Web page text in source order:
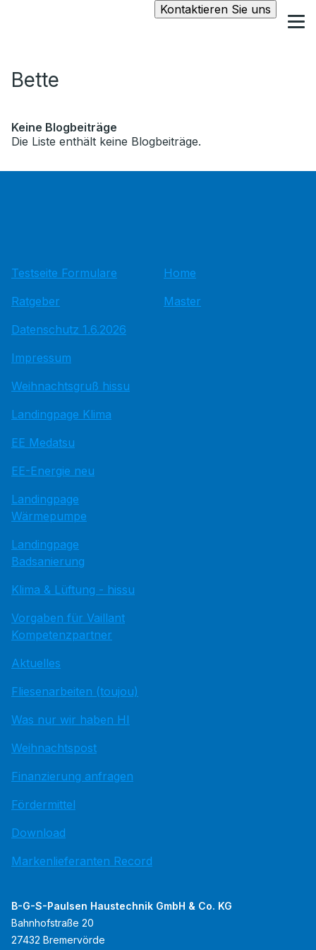
Kontaktieren Sie uns
Bette
Keine Blogbeiträge
Die Liste enthält keine Blogbeiträge.
Testseite Formulare
Ratgeber
Datenschutz 1.6.2026
Impressum
Weihnachtsgruß hissu
Landingpage Klima
EE Medatsu
EE-Energie neu
Landingpage
Wärmepumpe
Landingpage
Badsanierung
Klima & Lüftung - hissu
Vorgaben für Vaillant
Kompetenzpartner
Aktuelles
Fliesenarbeiten (toujou)
Was nur wir haben HI
Weihnachtspost
Finanzierung anfragen
Fördermittel
Download
Markenlieferanten Record
Home
Master
B-G-S-Paulsen Haustechnik GmbH & Co. KG
Bahnhofstraße 20
27432 Bremervörde